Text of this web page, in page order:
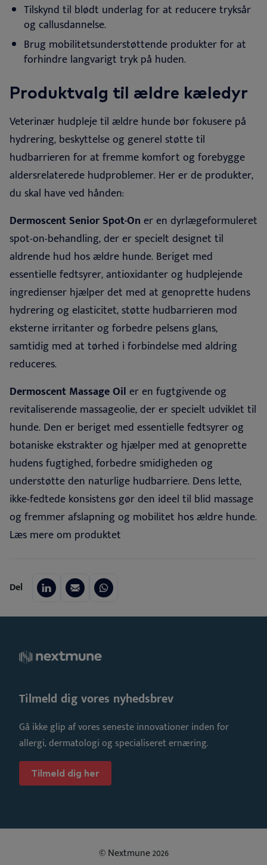
Tilskynd til blødt underlag for at reducere tryksår
og callusdannelse.
Brug mobilitetsunderstøttende produkter for at
forhindre langvarigt tryk på huden.
Produktvalg til ældre kæledyr
Veterinær hudpleje til ældre hunde bør fokusere på
hydrering, beskyttelse og generel støtte til
hudbarrieren for at fremme komfort og forebygge
aldersrelaterede hudproblemer. Her er de produkter,
du skal have ved hånden:
Dermoscent Senior Spot-On er en dyrlægeformuleret
spot-on-behandling, der er specielt designet til
aldrende hud hos ældre hunde. Beriget med
essentielle fedtsyrer, antioxidanter og hudplejende
ingredienser hjælper det med at genoprette hudens
hydrering og elasticitet, støtte hudbarrieren mod
eksterne irritanter og forbedre pelsens glans,
samtidig med at tørhed i forbindelse med aldring
reduceres.
Dermoscent Massage Oil er en fugtgivende og
revitaliserende massageolie, der er specielt udviklet til
hunde. Den er beriget med essentielle fedtsyrer og
botaniske ekstrakter og hjælper med at genoprette
hudens fugtighed, forbedre smidigheden og
understøtte den naturlige hudbarriere. Dens lette,
ikke-fedtede konsistens gør den ideel til blid massage
og fremmer afslapning og mobilitet hos ældre hunde.
Læs mereom produktet
Del
Tilmeld dig vores nyhedsbrev
Gå ikke glip af vores seneste innovationer inden for
allergi, dermatologi og specialiseret ernæring.
Tilmeld dig her
© Nextmune 2026